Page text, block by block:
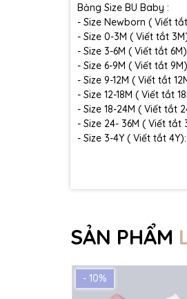
Bảng Size BU Baby :
- Size Newborn ( Viết
- Size 0-3M ( Viết tắt
- Size 3-6M ( Viết tắt
- Size 6-9M ( Viết tắt
- Size 9-12M ( Viết tắt
- Size 12-18M ( Viết tắt
- Size 18-24M ( Viết tắt
- Size 24- 36M ( Viết tắt
- Size 3-4Y ( Viết tắt
SẢN PHẨM
- 10%